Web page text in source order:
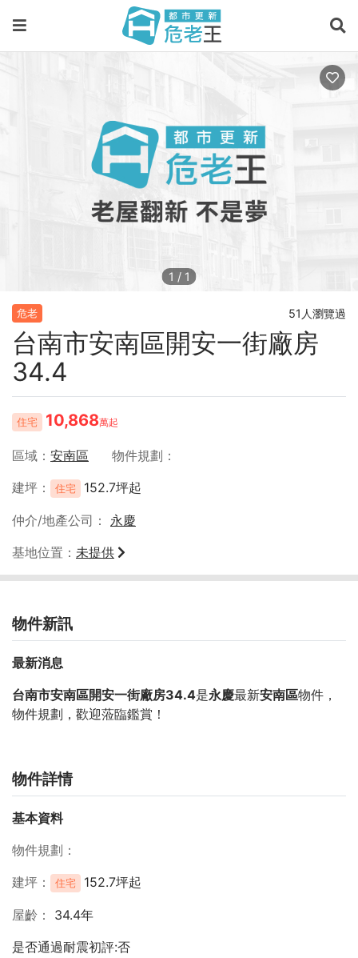
1 / 1
危老 51人瀏覽過
台南市安南區開安一街廠房
34.4
住宅 10,868萬起
區域 安南區
物件規劃
建坪
住宅 152.7坪起
仲介/地產公司
永慶
基地位置
未提供
物件新訊
最新消息
台南市安南區開安一街廠房34.4是永慶最新安南區物件，
物件規劃 ，歡迎蒞臨鑑賞！
物件詳情
基本資料
物件規劃
建坪
住宅 152.7坪起
屋齡
34.4年
是否通過耐震初評:否